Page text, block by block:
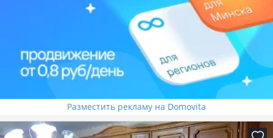
Разместить рекламу на Domovita